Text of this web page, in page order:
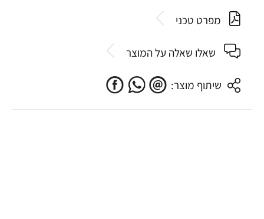
מפרט טכני
שאלו שאלה על המוצר
שיתוף מוצר: